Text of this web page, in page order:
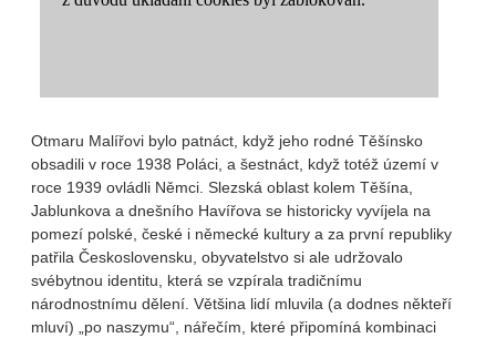
Otmaru Malířovi bylo patnáct, když jeho rodné Těšínsko
obsadili v roce 1938 Poláci, a šestnáct, když totéž území v
roce 1939 ovládli Němci. Slezská oblast kolem Těšína,
Jablunkova a dnešního Havířova se historicky vyvíjela na
pomezí polské, české i německé kultury a za první republiky
patřila Československu, obyvatelstvo si ale udržovalo
svébytnou identitu, která se vzpírala tradičnímu
národnostnímu dělení. Většina lidí mluvila (a dodnes někteří
mluví) „po naszymu“, nářečím, které připomíná kombinaci